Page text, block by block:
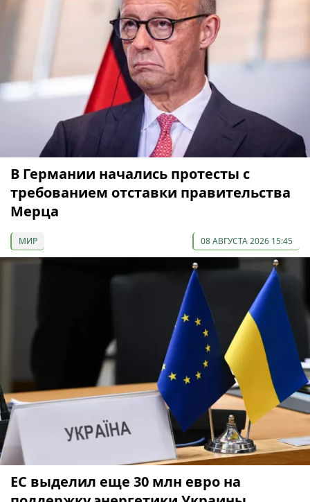
В Германии начались протесты с
требованием отставки правительства
Мерца
МИР 08 АВГУСТА 2026 15:45
ЕС выделил еще 30 млн евро на